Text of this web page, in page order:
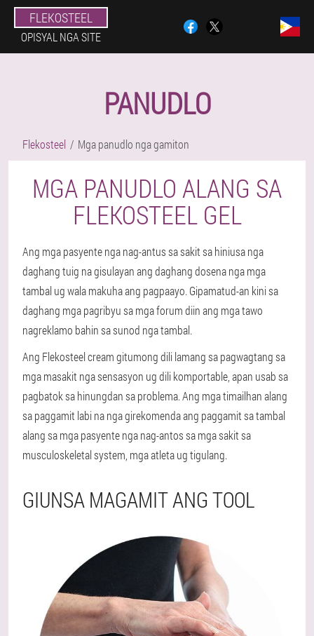
FLEKOSTEEL
OPISYAL NGA SITE
PANUDLO
Flekosteel Mga panudlo nga gamiton
MGA PANUDLO ALANG SA
FLEKOSTEEL GEL
Ang mga pasyente nga nag-antus sa sakit sa hiniusa nga
daghang tuig na gisulayan ang daghang dosena nga mga
tambal ug wala makuha ang pagpaayo. Gipamatud-an kini sa
daghang mga pagribyu sa mga forum diin ang mga tawo
nagreklamo bahin sa sunod nga tambal.
Ang Flekosteel cream gitumong dili lamang sa pagwagtang sa
mga masakit nga sensasyon ug dili komportable, apan usab sa
pagbatok sa hinungdan sa problema. Ang mga timailhan alang
sa paggamit labi na nga girekomenda ang paggamit sa tambal
alang sa mga pasyente nga nag-antos sa mga sakit sa
musculoskeletal system, mga atleta ug tigulang.
GIUNSA MAGAMIT ANG TOOL